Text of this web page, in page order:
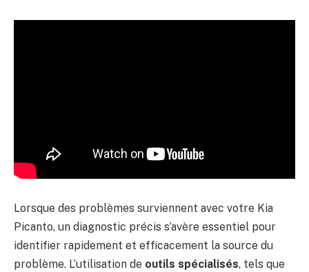
Lorsque des problèmes surviennent avec votre Kia
Picanto, un diagnostic précis s’avère essentiel pour
identifier rapidement et efficacement la source du
problème. L’utilisation de outils spécialisés, tels que